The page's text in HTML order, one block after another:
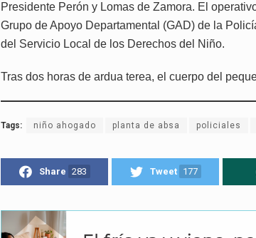
Presidente Perón y Lomas de Zamora. El
Grupo de Apoyo Departamental (GAD) de la
del Servicio Local de los Derechos del Niño.
Tras dos horas de ardua terea, el cuerpo del
Tags: niño ahogado planta de absa policiales
Share 283 Tweet 177